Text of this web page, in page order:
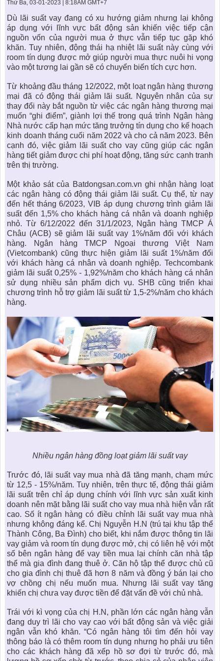
THÀNH ĐÔNG VỚI XÃ HÔI
BẮC
THƯ VIỆN PHÁP LUẬT
LIÊN HỆ & GIẢI ĐÁP
KIẾN TRÚC & PHONG THUỶ
TIN TỨC CÔNG TY
TIN TỨC TỔNG HỢP
Thứ Ba, 03-01-2023 | 8:18AM GMT+7
Dù lãi suất vay đang có xu hướng giảm nhưng lại không
áp dụng với
lĩnh vực bất động sản khiến việc tiếp cận
nguồn vốn của người mua ở thực vẫn tiếp tục gặp khó
khăn. Tuy nhiên, động thái hạ nhiệt lãi suất này cùng với
room tín dụng được mở giúp người mua thực nuôi hi vọng
vào một tương lai gần sẽ có chuyển biến tích cực hơn.
Từ khoảng đầu tháng 12/2022, một loạt ngân hàng thương
mại đã có động thái giảm lãi suất. Nguyên nhân của sự
thay đổi này bắt nguồn từ việc các ngân hàng thương mại
muốn “ghi điểm”, giành lợi thế trong quá trình Ngân hàng
Nhà nước cấp hạn mức tăng trưởng tín dụng cho kế hoạch
kinh doanh tháng cuối năm 2022 và cho cả năm 2023. Bên
cạnh đó, việc giảm lãi suất cho vay cũng giúp các ngân
hàng tiết giảm được chi phí hoạt động, tăng sức cạnh tranh
trên thị trường.
Một khảo sát của Batdongsan.com.vn ghi nhận hàng loạt
các ngân hàng có động thái giảm lãi suất. Cụ thể, từ nay
đến hết tháng 6/2023, VIB áp dụng chương trình giảm lãi
suất đến 1,5% cho khách hàng cá nhân và doanh nghiệp
nhỏ. Từ 6/12/2022 đến 31/1/2023, Ngân hàng TMCP Á
Châu (ACB) sẽ giảm lãi suất vay 1%/năm đối với khách
hàng. Ngân hàng TMCP Ngoại thương Việt Nam
(Vietcombank) cũng thực hiện giảm lãi suất 1%/năm đối
với khách hàng cá nhân và doanh nghiệp. Techcombank
giảm lãi suất 0,25% - 1,92%/năm cho khách hàng cá nhân
sử dụng nhiều sản phẩm dịch vụ. SHB cũng triển khai
chương trình hỗ trợ giảm lãi suất từ 1,5-2%/năm cho khách
hàng.
Nhiều ngân hàng đồng loạt giảm lãi suất vay
Trước đó, lãi suất vay mua nhà đã tăng mạnh, chạm mức
từ 12,5 - 15%/năm. Tuy nhiên, trên thực tế, động thái giảm
lãi suất trên chỉ áp dụng chính với lĩnh vực sản xuất kinh
doanh nên mặt bằng lãi suất cho vay mua nhà hiện vẫn rất
cao. Số ít ngân hàng có điều chỉnh lãi suất vay mua nhà
nhưng không đáng kể. Chị Nguyễn H.N (trú tại khu tập thể
Thành Công, Ba Đình) cho biết, khi nắm được thông tin lãi
vay giảm và room tín dụng được mở, chị có liên hệ với một
số bên ngân hàng để vay tiền mua lại chính căn nhà tập
thể mà gia đình đang thuê ở. Căn hộ tập thể được chủ cũ
cho gia đình chị thuê đã hơn 8 năm và đồng ý bán lại cho
vợ chồng chị nếu muốn mua. Nhưng lãi suất vay tăng
khiến chị chưa vay được tiền để đặt vấn đề với chủ nhà.
Trái với kì vọng của chị H.N, phần lớn các ngân hàng vẫn
đang duy trì lãi cho vay cao với bất động sản và việc giải
ngân vẫn khó khăn. “Có ngân hàng tôi tìm đến hỏi vay
thông báo là có thêm room tín dụng nhưng họ phải ưu tiên
cho các khách hàng đã xếp hồ sơ đợi từ trước đó, mà